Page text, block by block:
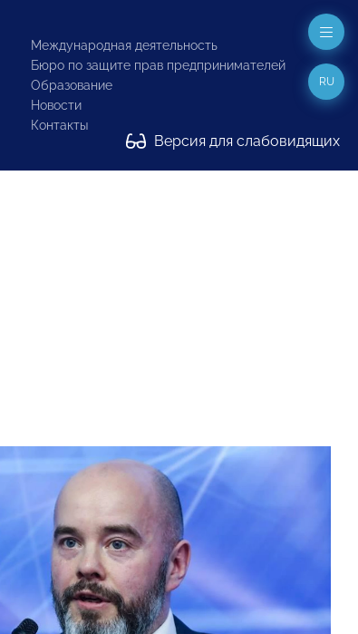
Международная деятельность
Бюро по защите прав предпринимателей
Образование
Новости
Контакты
Версия для слабовидящих
RU